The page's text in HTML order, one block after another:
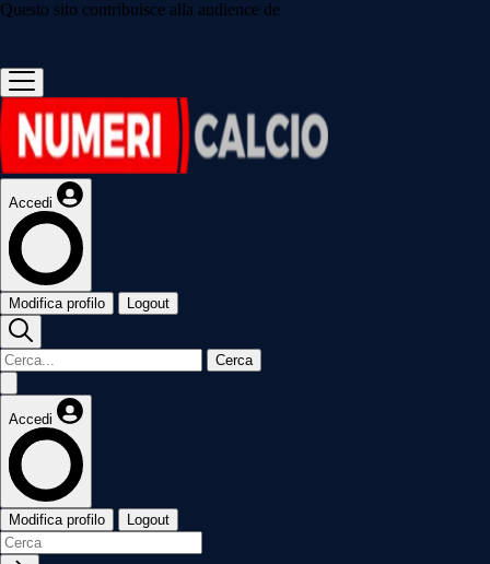
Questo sito contribuisce alla audience de
Accedi
Modifica profilo Logout
Cerca
Accedi
Modifica profilo Logout